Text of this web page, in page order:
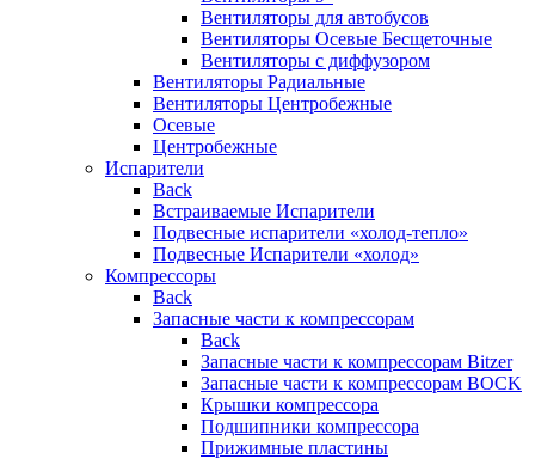
Вентиляторы для автобусов
Вентиляторы Осевые Бесщеточные
Вентиляторы с диффузором
Вентиляторы Радиальные
Вентиляторы Центробежные
Осевые
Центробежные
Испарители
Back
Встраиваемые Испарители
Подвесные испарители «холод-тепло»
Подвесные Испарители «холод»
Компрессоры
Back
Запасные части к компрессорам
Back
Запасные части к компрессорам Bitzer
Запасные части к компрессорам BOCK
Крышки компрессора
Подшипники компрессора
Прижимные пластины